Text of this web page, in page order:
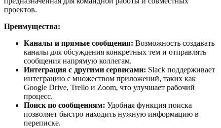
проектов.
Преимущества:
Каналы и прямые сообщения: Возможность создавать
каналы для обсуждения конкретных тем и отправлять
сообщения напрямую коллегам.
Интеграция с другими сервисами: Slack поддерживает
интеграцию с множеством приложений, таких как
Google Drive, Trello и Zoom, что улучшает рабочий
процесс.
Поиск по сообщениям: Удобная функция поиска
позволяет быстро находить нужную информацию в
переписке.